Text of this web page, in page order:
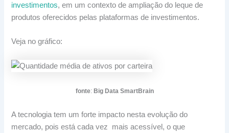
investimentos, em um contexto de ampliação do leque de
produtos oferecidos pelas plataformas de investimentos.
Veja no gráfico:
fonte:Big Data SmartBrain
A tecnologia tem um forte impacto nesta evolução do
mercado, pois está cada vez mais acessível, o que